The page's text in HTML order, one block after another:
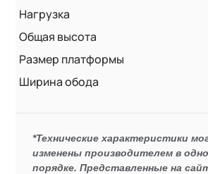
Нагрузка
Общая высота
Размер платформы
Ширина обода
*Технические характеристики
изменены производителем в
порядке. Представленные на